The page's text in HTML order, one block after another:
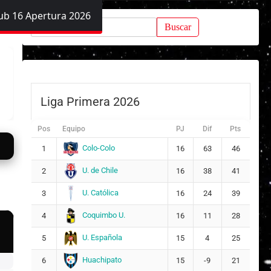
16 Apertura 2026
Buscar:
Liga Primera 2026
Pos Equipo PJ Dif Pts
1 Colo-Colo 16 63 46
2 U. de Chile 16 38 41
3 U. Católica 16 24 39
4 Coquimbo U. 16 11 28
5 U. Española 15 4 25
6 Huachipato 15 -9 21